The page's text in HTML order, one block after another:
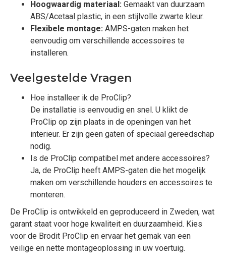
Hoogwaardig materiaal: Gemaakt van duurzaam
ABS/Acetaal plastic, in een stijlvolle zwarte kleur.
Flexibele montage: AMPS-gaten maken het
eenvoudig om verschillende accessoires te
installeren.
Veelgestelde Vragen
Hoe installeer ik de ProClip?
De installatie is eenvoudig en snel. U klikt de
ProClip op zijn plaats in de openingen van het
interieur. Er zijn geen gaten of speciaal gereedschap
nodig.
Is de ProClip compatibel met andere accessoires?
Ja, de ProClip heeft AMPS-gaten die het mogelijk
maken om verschillende houders en accessoires te
monteren.
De ProClip is ontwikkeld en geproduceerd in Zweden, wat
garant staat voor hoge kwaliteit en duurzaamheid. Kies
voor de Brodit ProClip en ervaar het gemak van een
veilige en nette montageoplossing in uw voertuig.